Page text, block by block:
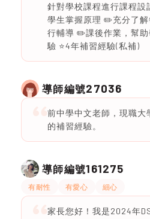
針對學校課程進行課程
學生掌握原理 ✏️充分了解
行輔導 ✏️課後作業，幫助
驗 ⭐️4年補習經驗(私補)
導師編號27036
前中學中文老師，現職大
的補習經驗。
導師編號161275
有耐性 有愛心 細心
家長您好！我是2024年